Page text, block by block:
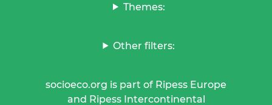
Themes:
Other filters:
socioeco.org is part of Ripess Europe
and Ripess Intercontinental